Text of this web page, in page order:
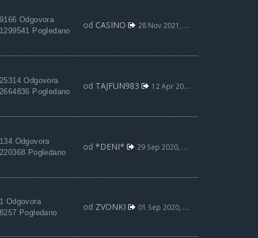
9166 Odgovora
1299541 Pogledano
od CASINO 28 Nov 2021, 19:54
25314 Odgovora
2664836 Pogledano
od TAJFUN983 12 Apr 2021, 19:19
134 Odgovora
220368 Pogledano
od *DENI* 29 Sep 2020, 09:31
1 Odgovora
8257 Pogledano
od ZVONKI 01 Sep 2020, 09:00